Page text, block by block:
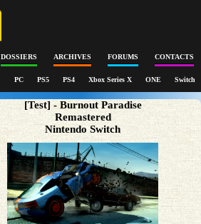
DOSSIERS ARCHIVES FORUMS CONTACTS
PC PS5 PS4 Xbox Series X ONE Switch
[Test] - Burnout Paradise
Remastered
Nintendo Switch